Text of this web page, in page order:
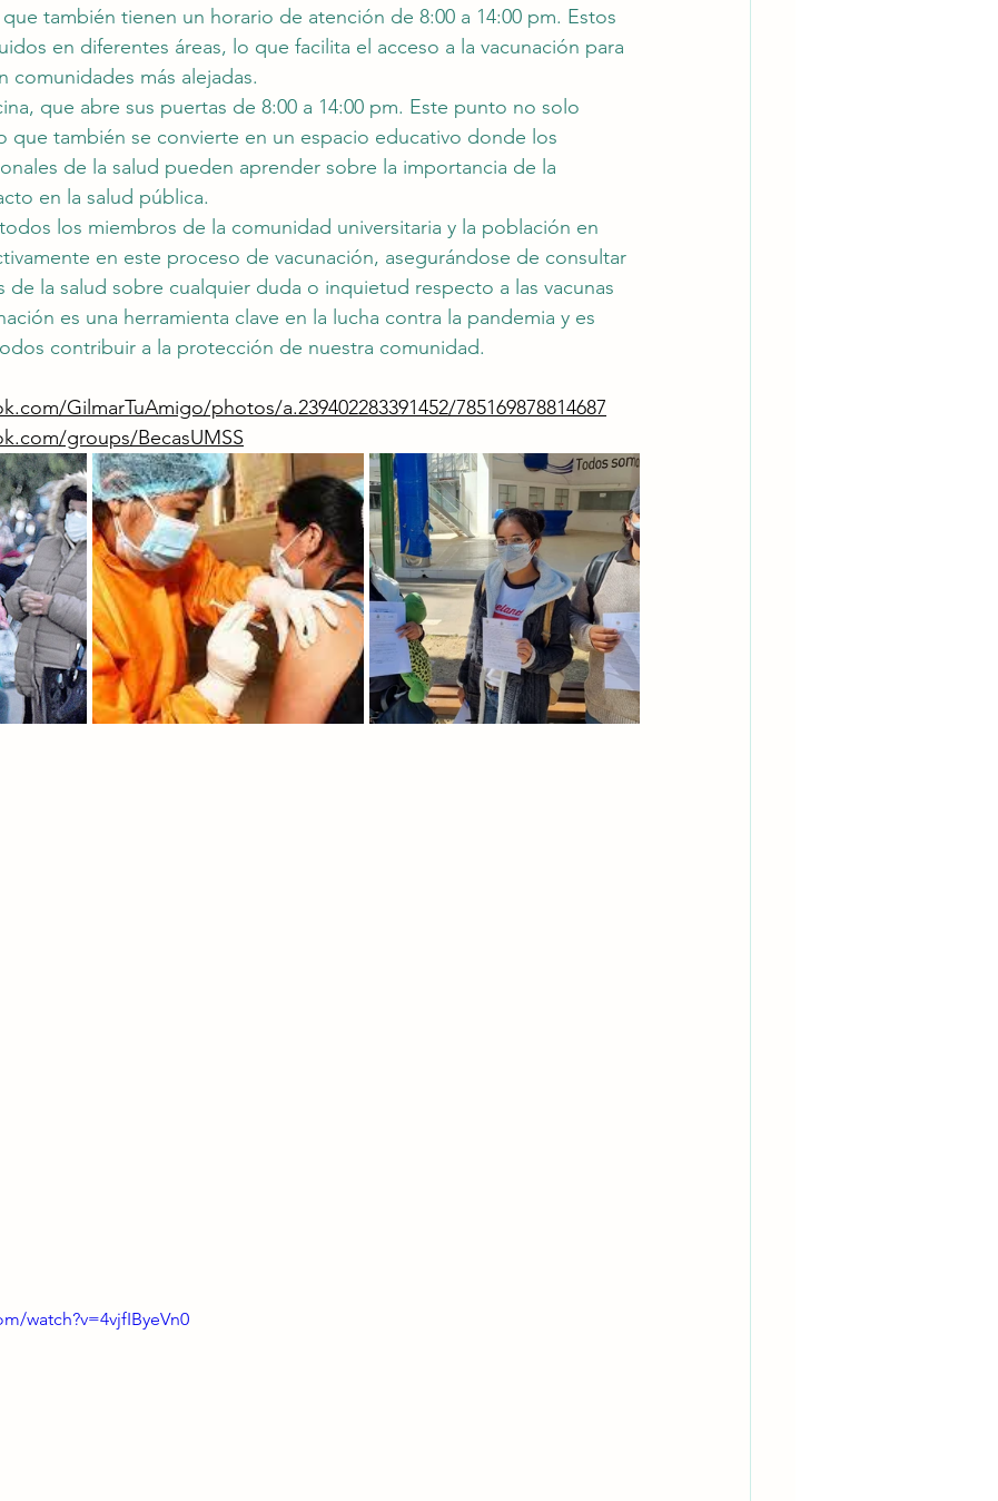
también tienen un horario de atención de 8:00 a 14:00 pm. Estos
en diferentes áreas, lo que facilita el acceso a la vacunación para
comunidades más alejadas.
que abre sus puertas de 8:00 a 14:00 pm. Este punto no solo
que también se convierte en un espacio educativo donde los
de la salud pueden aprender sobre la importancia de la
en la salud pública.
los miembros de la comunidad universitaria y la población en
en este proceso de vacunación, asegurándose de consultar
de la salud sobre cualquier duda o inquietud respecto a las vacunas
es una herramienta clave en la lucha contra la pandemia y es
contribuir a la protección de nuestra comunidad.
GilmarTuAmigo/photos/a.239402283391452/785169878814687
groups/BecasUMSS
watch?v=4vjfIByeVn0